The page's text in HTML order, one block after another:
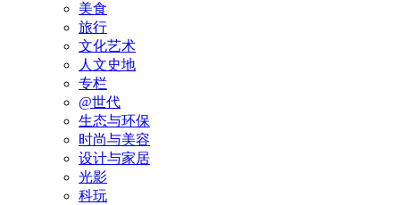
美食
旅行
文化艺术
人文史地
专栏
@世代
生态与环保
时尚与美容
设计与家居
光影
科玩